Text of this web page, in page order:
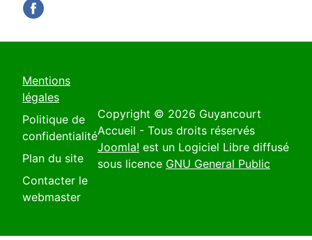
Mentions
légales
Politique de
confidentialité
Plan du site
Contacter le
webmaster
Copyright © 2026 Guyancourt
Accueil - Tous droits réservés
Joomla! est un Logiciel Libre diffusé
sous licence GNU General Public